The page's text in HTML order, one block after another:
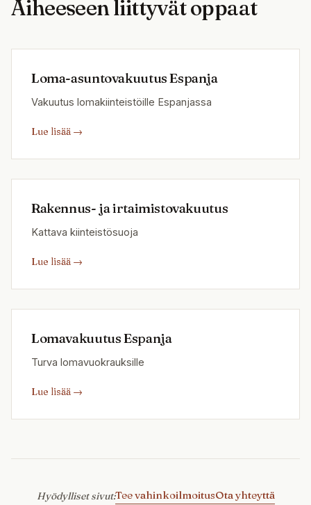
Aiheeseen liittyvät oppaat
Loma-asuntovakuutus Espanja
Vakuutus lomakiinteistöille Espanjassa
Lue lisää →
Rakennus- ja irtaimistovakuutus
Kattava kiinteistösuoja
Lue lisää →
Lomavakuutus Espanja
Turva lomavuokrauksille
Lue lisää →
Hyödylliset sivut:Tee vahinkoilmoitusOta yhteyttä